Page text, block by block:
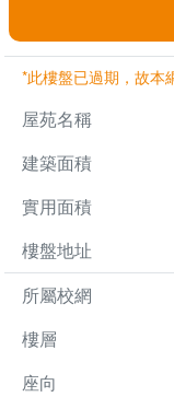
*此樓盤已過期，故本
屋苑名稱
建築面積
實用面積
樓盤地址
所屬校網
樓層
座向